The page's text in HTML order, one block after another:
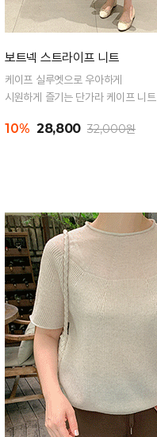
보트넥 스트라이프 니트
케이프 실루엣으로 우아하게
시원하게 즐기는 단가라 케이프 니트
10% 28,800 32,000원